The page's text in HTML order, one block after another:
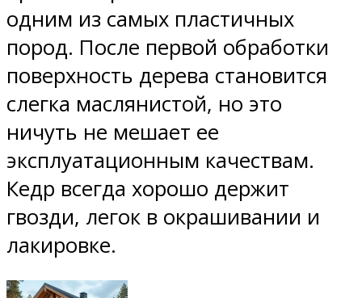
одним из самых пластичных
пород. После первой обработки
поверхность дерева становится
слегка маслянистой, но это
ничуть не мешает ее
эксплуатационным качествам.
Кедр всегда хорошо держит
гвозди, легок в окрашивании и
лакировке.